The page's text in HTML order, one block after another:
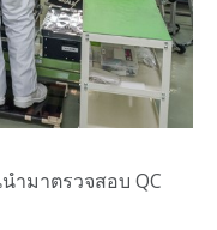
มาตรวจสอบ QC